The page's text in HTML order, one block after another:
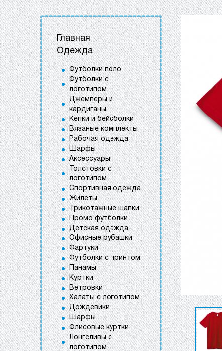
Главная
Одежда
Футболки поло
Футболки с
логотипом
Джемперы и
кардиганы
Кепки и бейсболки
Вязаные комплекты
Рабочая одежда
Шарфы
Аксессуары
Толстовки с
логотипом
Спортивная одежда
Жилеты
Трикотажные шапки
Промо футболки
Детская одежда
Офисные рубашки
Фартуки
Футболки с принтом
Панамы
Куртки
Ветровки
Халаты с логотипом
Дождевики
Шарфы
Флисовые куртки
Лонгсливы с
логотипом